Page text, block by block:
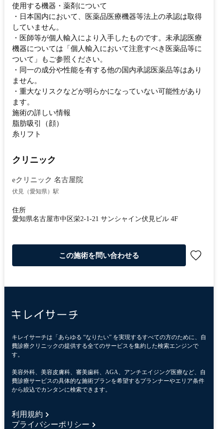
使用する機器・薬剤について
・日本国内において、医薬品医療機器等法上の承認は取得
していません。
・医師等が個人輸入により入手したものです。未承認医療
機器については「個人輸入において注意すべき医薬品等に
ついて」もご参照ください。
・同一の成分や性能を有する他の国内承認医薬品等はあり
ません。
・重大なリスクなどが明らかになっていない可能性があり
ます。
施術の詳しい情報
脂肪吸引（顔）
糸リフト
クリニック
eクリニック 名古屋院
伏見（愛知県）駅
住所
愛知県名古屋市中区栄2-1-21 サンシャイン伏見ビル 4F
この施術を問い合わせる
キレイサーチは「あらゆる “なりたい” を実現するすべての方のために、自
費診療クリニックの提供する全てのサービスを集約した検索エンジンで
す。
美容外科、美容皮膚科、審美歯科、AGA、アンチエイジング医療など、自
費診療サービスの具体的な施術プランを希望するプランナーやエリア条件
から絞込でカンタンに検索できます。
利用規約
プライバシーポリシー